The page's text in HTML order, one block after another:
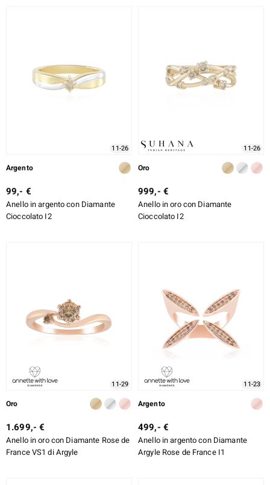
11-26
Argento
99,- €
Anello in argento con Diamante
Cioccolato I2
11-26
Oro
999,- €
Anello in oro con Diamante
Cioccolato I2
11-29
Oro
1.699,- €
Anello in oro con Diamante Rose de
France VS1 di Argyle
11-23
Argento
499,- €
Anello in argento con Diamante
Argyle Rose de France I1